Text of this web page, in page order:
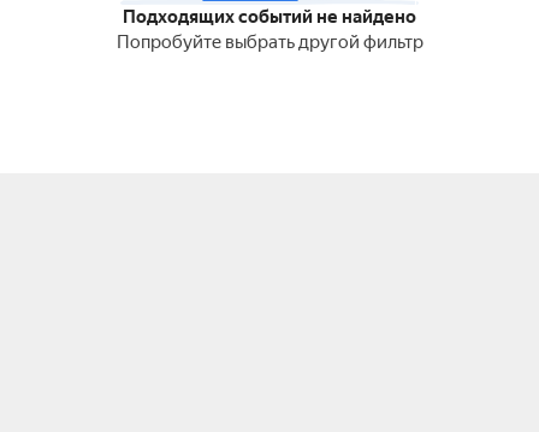
Подходящих событий не найдено
Попробуйте выбрать другой фильтр